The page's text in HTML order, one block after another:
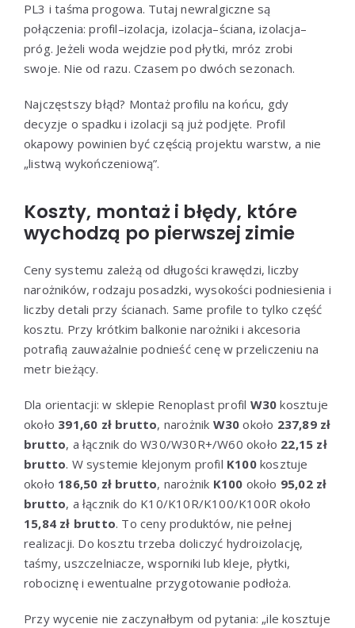
PL3 i taśma progowa. Tutaj newralgiczne są
połączenia: profil–izolacja, izolacja–ściana, izolacja–
próg. Jeżeli woda wejdzie pod płytki, mróz zrobi
swoje. Nie od razu. Czasem po dwóch sezonach.
Najczęstszy błąd? Montaż profilu na końcu, gdy
decyzje o spadku i izolacji są już podjęte. Profil
okapowy powinien być częścią projektu warstw, a nie
„listwą wykończeniową”.
Koszty, montaż i błędy, które
wychodzą po pierwszej zimie
Ceny systemu zależą od długości krawędzi, liczby
narożników, rodzaju posadzki, wysokości podniesienia i
liczby detali przy ścianach. Same profile to tylko część
kosztu. Przy krótkim balkonie narożniki i akcesoria
potrafią zauważalnie podnieść cenę w przeliczeniu na
metr bieżący.
Dla orientacji: w sklepie Renoplast profil W30 kosztuje
około 391,60 zł brutto, narożnik W30 około 237,89 zł
brutto, a łącznik do W30/W30R+/W60 około 22,15 zł
brutto. W systemie klejonym profil K100kosztuje
około 186,50 zł brutto, narożnik K100 około 95,02 zł
brutto, a łącznik do K10/K10R/K100/K100R około
15,84 zł brutto. To ceny produktów, nie pełnej
realizacji. Do kosztu trzeba doliczyć hydroizolację,
taśmy, uszczelniacze, wsporniki lub kleje, płytki,
robociznę i ewentualne przygotowanie podłoża.
Przy wycenie nie zaczynałbym od pytania: „ile kosztuje